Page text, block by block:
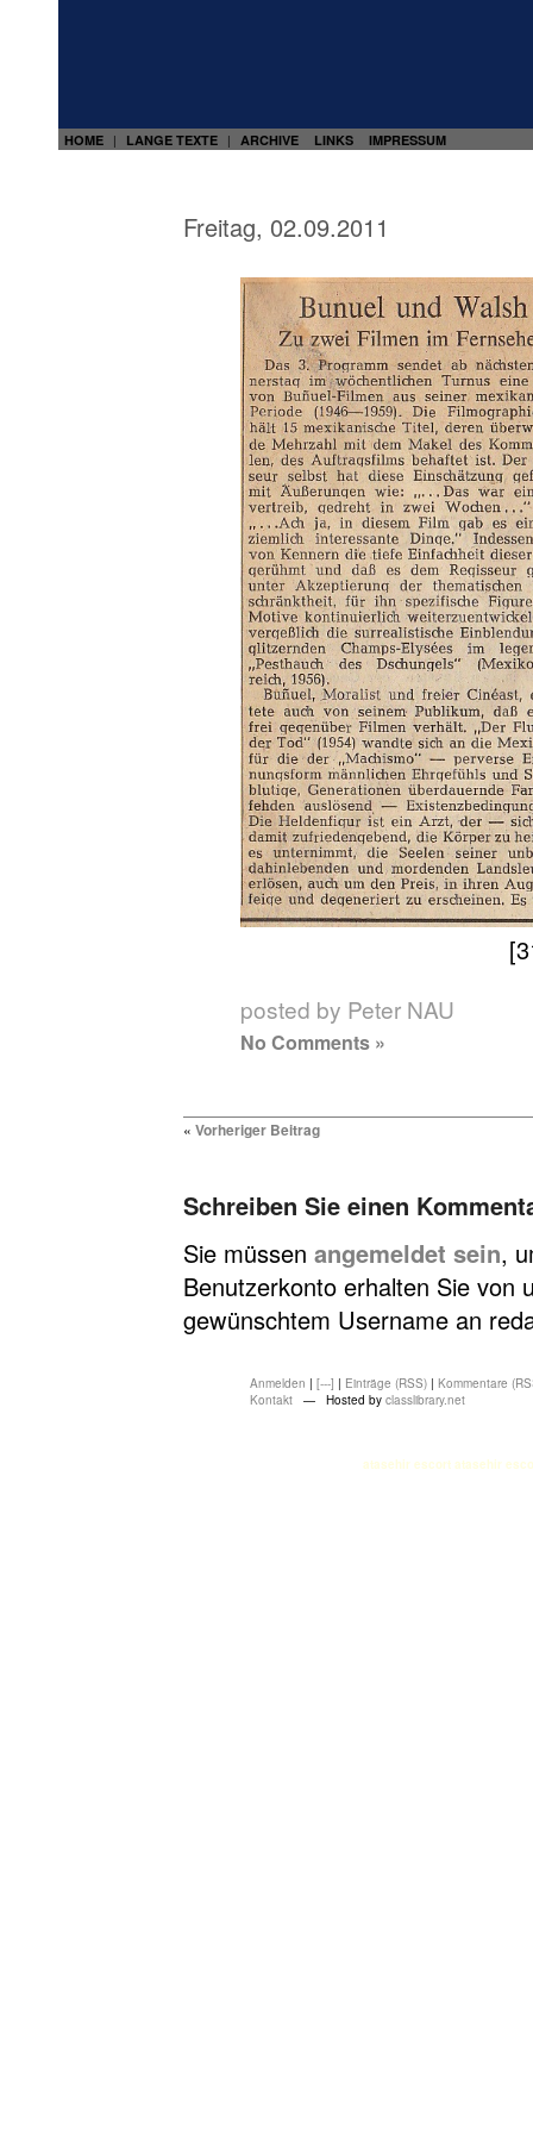
HOME | LANGE TEXTE | ARCHIVE LINKS IMPRESSUM
Freitag, 02.09.2011
posted by Peter NAU
No Comments »
« Vorheriger Beitrag
Schreiben Sie einen
Sie müssen angemeldet sein,
Benutzerkonto erhalten Sie von
gewünschtem Username an
Anmelden | [---] | Einträge (RSS) | Kommentare
Kontakt — Hosted by classlibrary.net
atasehir escort atasehir